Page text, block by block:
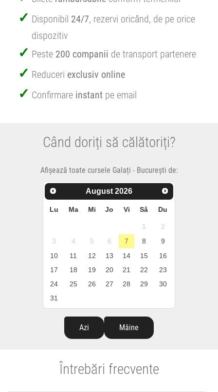
Disponibil 24/7, rezervi oricând, de pe orice
dispozitiv
Peste 200 companii de transport partenere
Reduceri exclusiv online
Confirmare instant pe email
Când doriți să călătoriți?
Afișează toate cursele Galați - București de:
August 2026
Lu Ma Mi Jo Vi Sâ Du
1
2
3
4 5 6 7 8
9
10
11 12 13 14 15
16
17
18 19 20 21 22
23
24
25 26 27 28 29
30
31
Azi Mâine
Întrebări frecvente